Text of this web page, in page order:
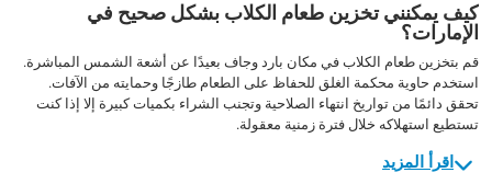
كيف يمكنني تخزين طعام الكلاب بشكل صحيح في
الإمارات؟
قم بتخزين طعام الكلاب في مكان بارد وجاف بعيدًا عن أشعة الشمس المباشرة.
استخدم حاوية محكمة الغلق للحفاظ على الطعام طازجًا وحمايته من الآفات.
تحقق دائمًا من تواريخ انتهاء الصلاحية وتجنب الشراء بكميات كبيرة إلا إذا كنت
تستطيع استهلاكه خلال فترة زمنية معقولة.
اقرأ المزيد